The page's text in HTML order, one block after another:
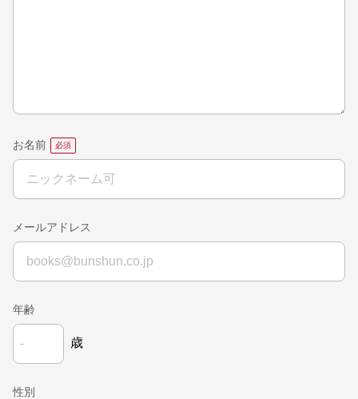
お名前
メールアドレス
年齢
歳
性別